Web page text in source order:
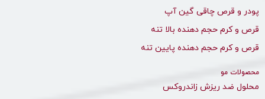
پودر و قرص چاقی گین آپ
قرص و کرم حجم دهنده بالا تنه
قرص و کرم حجم دهنده پایین تنه
محصولات مو
محلول ضد ریزش زاندروکس